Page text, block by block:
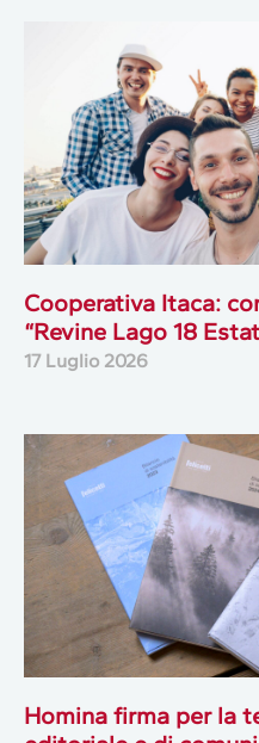
Cooperativa Itaca:
“Revine Lago 18
17 Luglio 2026
Homina firma per la